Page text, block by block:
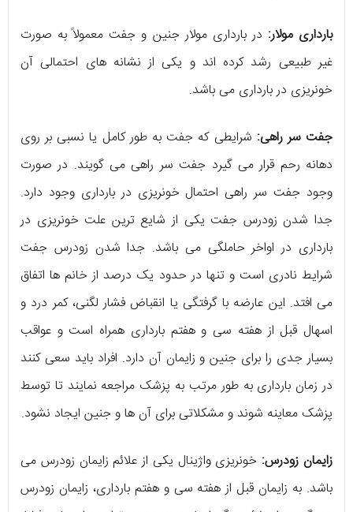
بارداری مولار: در بارداری مولار جنین و جفت معمولاً به صورت
غیر طبیعی رشد کرده اند و یکی از نشانه های احتمالی آن
خونریزی در بارداری می باشد.
جفت سر راهی: شرایطی که جفت به طور کامل یا نسبی بر روی
دهانه رحم قرار می گیرد جفت سر راهی می گویند. در صورت
وجود جفت سر راهی احتمال خونریزی در بارداری وجود دارد.
جدا شدن زودرس جفت یکی از شایع ترین علت خونریزی در
بارداری در اواخر حاملگی می باشد. جدا شدن زودرس جفت
شرایط نادری است و تنها در حدود یک درصد از خانم ها اتفاق
می افتد. این عارضه با گرفتگی یا انقباض فشار لگنی، کمر درد و
اسهال قبل از هفته سی و هفتم بارداری همراه است و عواقب
بسیار جدی را برای جنین و زایمان آن دارد. افراد باید سعی کنند
در زمان بارداری به طور مرتب به پزشک مراجعه نمایند تا توسط
پزشک معاینه شوند و مشکلاتی برای آن ها و جنین ایجاد نشود.
زایمان زودرس: خونریزی واژینال یکی از علائم زایمان زودرس می
باشد. به زایمان قبل از هفته سی و هفتم بارداری، زایمان زودرس